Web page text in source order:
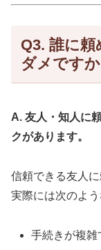
Q3. 誰に
ダメですか
A. 友人・知人に
クがあります。
信頼できる友人
実際には次のよ
手続きが複雑